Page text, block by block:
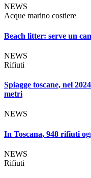
NEWS
Acque marino costiere
Beach litter: serve un
NEWS
Rifiuti
Spiagge toscane, nel
metri
NEWS
In Toscana, 948 rifiuti
NEWS
Rifiuti